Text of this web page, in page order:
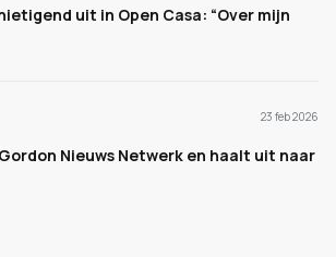
uit in Open Casa: “Over mijn
23 feb 2026
Nieuws Netwerk en haalt uit naar